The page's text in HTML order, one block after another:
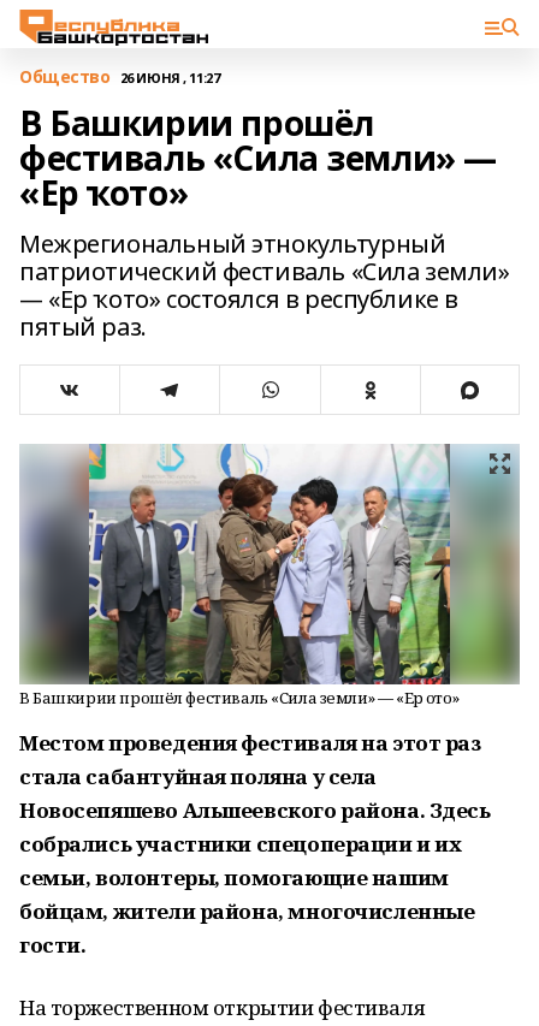
Общество 26 ИЮНЯ , 11:27
В Башкирии прошёл
фестиваль «Сила земли» —
«Ер ҡото»
Межрегиональный этнокультурный
патриотический фестиваль «Сила земли»
— «Ер ҡото» состоялся в республике в
пятый раз.
В Башкирии прошёл фестиваль «Сила земли» — «Ер ҡото»
Местом проведения фестиваля на этот раз
стала сабантуйная поляна у села
Новосепяшево Альшеевского района. Здесь
собрались участники спецоперации и их
семьи, волонтеры, помогающие нашим
бойцам, жители района, многочисленные
гости.
На торжественном открытии фестиваля